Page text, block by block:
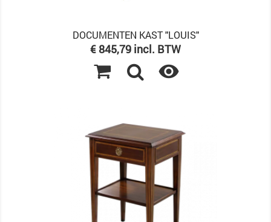
DOCUMENTEN KAST "LOUIS"
Prijs
€ 845,79 incl. BTW
